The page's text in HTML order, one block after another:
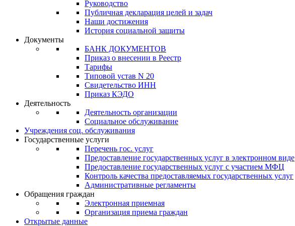
Руководство
Публичная декларация целей и задач
Наши достижения
История социальной защиты
Документы
БАНК ДОКУМЕНТОВ
Приказ о внесении в Реестр
Тарифы
Типовой устав N 20
Свидетельство ИНН
Приказ КЭДО
Деятельность
Деятельность организации
Социальное обслуживание
Учреждения соц. обслуживания
Государственные услуги
Перечень гос. услуг
Предоставление государственных услуг в электронном виде
Предоставление государственных услуг с участием МФЦ
Контроль качества предоставляемых государственных услуг
Административные регламенты
Обращения граждан
Электронная приемная
Организация приема граждан
Открытые данные